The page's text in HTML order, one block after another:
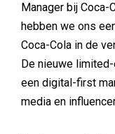
Manager bij Coca-
hebben we ons
Coca-Cola in de
De nieuwe
een digital-first
media en